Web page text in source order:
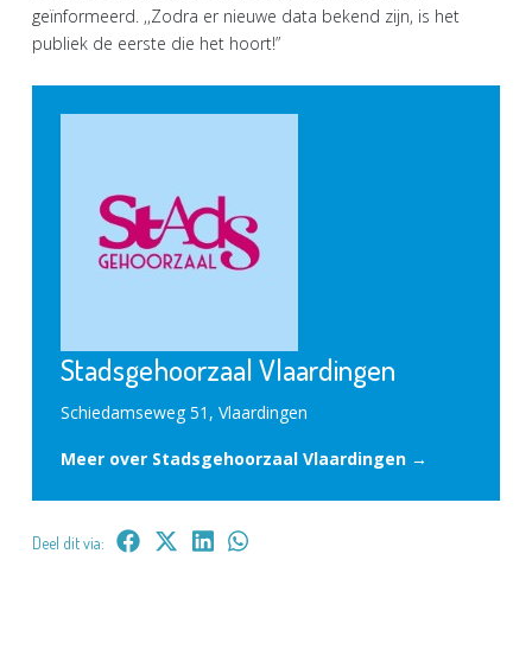
geïnformeerd. ,,Zodra er nieuwe data bekend zijn, is het
publiek de eerste die het hoort!”
Stadsgehoorzaal Vlaardingen
Schiedamseweg 51, Vlaardingen
Meer over Stadsgehoorzaal Vlaardingen →
Deel dit via: